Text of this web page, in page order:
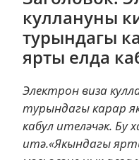
куллануны
турындагы
ярты елда
Электрон виза
турындагы карар
кабул ителәчәк. Бу
итә.«Якындагы